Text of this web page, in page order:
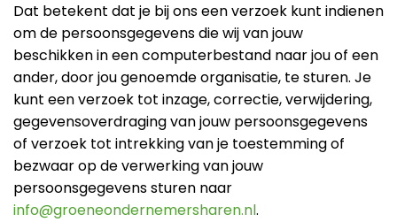
Dat betekent dat je bij ons een verzoek kunt indienen
om de persoonsgegevens die wij van jouw
beschikken in een computerbestand naar jou of een
ander, door jou genoemde organisatie, te sturen. Je
kunt een verzoek tot inzage, correctie, verwijdering,
gegevensoverdraging van jouw persoonsgegevens
of verzoek tot intrekking van je toestemming of
bezwaar op de verwerking van jouw
persoonsgegevens sturen naar
info@groeneondernemersharen.nl.